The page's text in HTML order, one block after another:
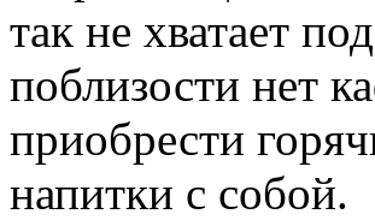
так не хватает
поблизости нет
приобрести
напитки с собой.